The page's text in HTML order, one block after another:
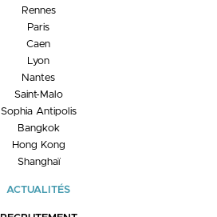
Rennes
Paris
Caen
Lyon
Nantes
Saint-Malo
Sophia Antipolis
Bangkok
Hong Kong
Shanghaï
ACTUALITÉS